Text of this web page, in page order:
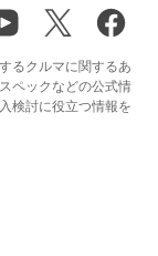
るクルマに関するあ
ペックなどの公式情
検討に役立つ情報を